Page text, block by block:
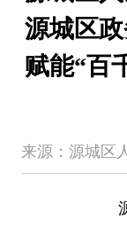
源城区
赋能“百
来源：源城区